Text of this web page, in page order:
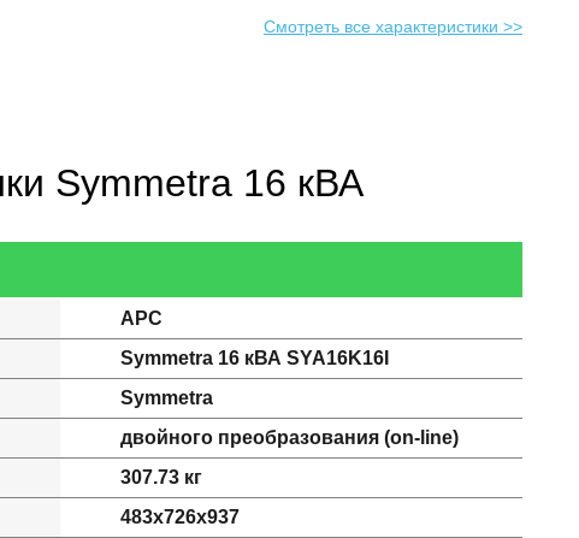
Смотреть все характеристики >>
Symmetra 16 кВА
APC
Symmetra 16 кВА SYA16K16I
Symmetra
двойного преобразования (on-line)
307.73 кг
483x726x937